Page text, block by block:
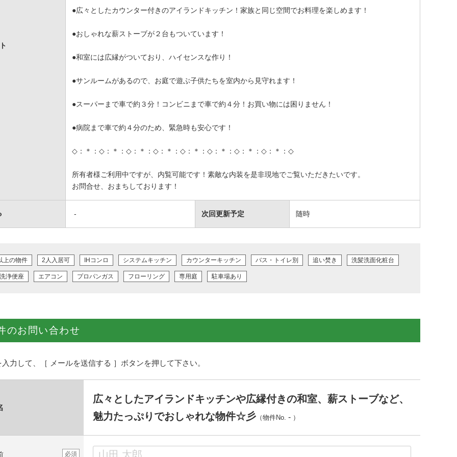
●広々としたカウンター付きのアイランドキッチン！家族と同じ空間でお料理を楽しめます！
●おしゃれな薪ストーブが２台もついています！
●和室には広縁がついており、ハイセンスな作り！
●サンルームがあるので、お庭で遊ぶ子供たちを室内から見守れます！
●スーパーまで車で約３分！コンビニまで車で約４分！お買い物には困りません！
●病院まで車で約４分のため、緊急時も安心です！
◇：＊：◇：＊：◇：＊：◇：＊：◇：＊：◇：＊：◇：＊：◇：＊：◇
所有者様ご利用中ですが、内覧可能です！素敵な内装を是非現地でご覧いただきたいです。
お問合せ、おまちしております！
- 次回更新予定 随時
上の物件 2人入居可 IHコンロ システムキッチン カウンターキッチン バス・トイレ別 追い焚き 洗髪洗面化粧台
浄便座 エアコン プロパンガス フローリング 専用庭 駐車場あり
のお問い合わせ
力して、［ メールを送信する ］ボタンを押して下さい。
広々としたアイランドキッチンや広縁付きの和室、薪ストーブなど、
魅力たっぷりでおしゃれな物件☆彡 （物件No. - ）
必須